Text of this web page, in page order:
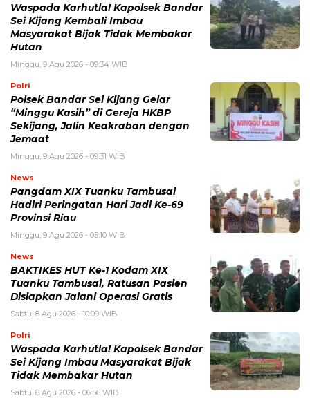
Waspada Karhutla! Kapolsek Bandar
Sei Kijang Kembali Imbau
Masyarakat Bijak Tidak Membakar
Hutan
Minggu, 9 Agu 2026 - 09:34 WIB
Polri
Polsek Bandar Sei Kijang Gelar
“Minggu Kasih” di Gereja HKBP
Sekijang, Jalin Keakraban dengan
Jemaat
Minggu, 9 Agu 2026 - 09:31 WIB
News
Pangdam XIX Tuanku Tambusai
Hadiri Peringatan Hari Jadi Ke-69
Provinsi Riau
Minggu, 9 Agu 2026 - 05:10 WIB
News
BAKTIKES HUT Ke-1 Kodam XIX
Tuanku Tambusai, Ratusan Pasien
Disiapkan Jalani Operasi Gratis
Sabtu, 8 Agu 2026 - 10:09 WIB
Polri
Waspada Karhutla! Kapolsek Bandar
Sei Kijang Imbau Masyarakat Bijak
Tidak Membakar Hutan
Sabtu, 8 Agu 2026 - 06:56 WIB